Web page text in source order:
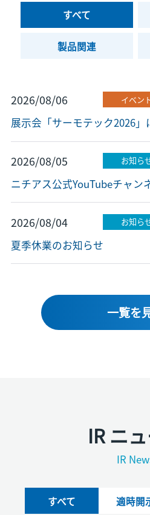
すべて
製品関連
2026/08/06 イベン
展示会「サーモテック2026」
2026/08/05 お知ら
ニチアス公式YouTubeチャン
2026/08/04 お知ら
夏季休業のお知らせ
一覧を
IR ニ
IR
すべて 適時開